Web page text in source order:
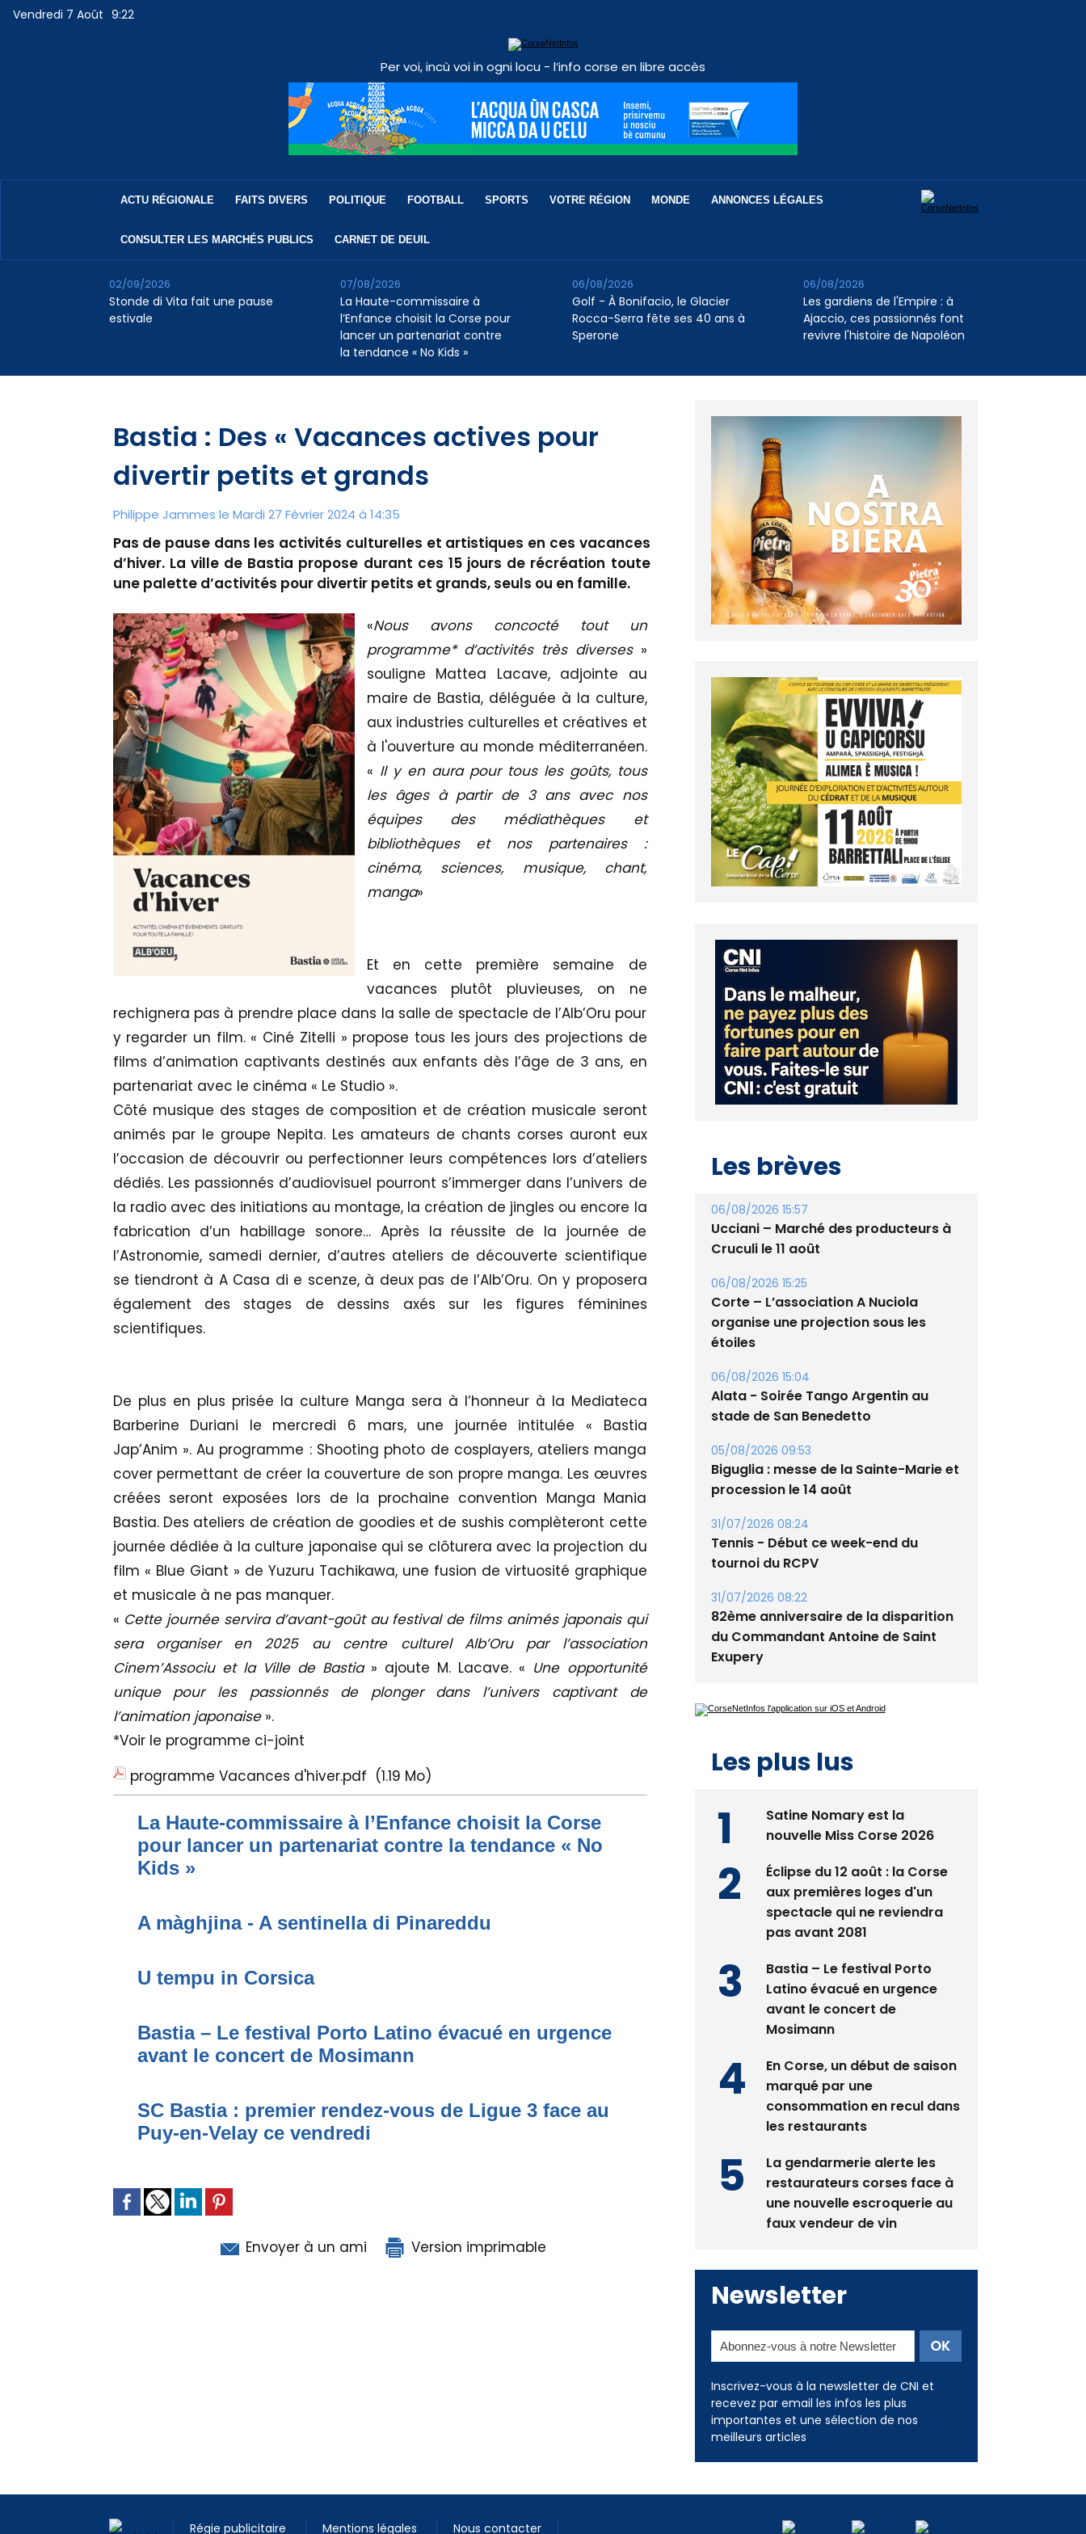
Vendredi 7 Août 9:22
Per voi, incù voi in ogni locu - l’info corse en libre accès
ACTU RÉGIONALE FAITS DIVERS POLITIQUE FOOTBALL SPORTS VOTRE RÉGION MONDE ANNONCES LÉGALES
CONSULTER LES MARCHÉS PUBLICS CARNET DE DEUIL
Stonde di Vita fait une pause
estivale
02/09/2026
La Haute-commissaire à
l’Enfance choisit la Corse pour
lancer un partenariat contre
la tendance « No Kids »
07/08/2026
Golf - À Bonifacio, le Glacier
Rocca-Serra fête ses 40 ans à
Sperone
06/08/2026
Les gardiens de l'Empire : à
Ajaccio, ces passionnés font
revivre l'histoire de Napoléon
06/08/2026
Bastia : Des « Vacances actives pour
divertir petits et grands
Philippe Jammes le Mardi 27 Février 2024 à 14:35
Pas de pause dans les activités culturelles et artistiques en ces vacances
d’hiver. La ville de Bastia propose durant ces 15 jours de récréation toute
une palette d’activités pour divertir petits et grands, seuls ou en famille.
«Nous avons concocté tout un
programme* d’activités très diverses »
souligne Mattea Lacave, adjointe au
maire de Bastia, déléguée à la culture,
aux industries culturelles et créatives et
à l'ouverture au monde méditerranéen.
« Il y en aura pour tous les goûts, tous
les âges à partir de 3 ans avec nos
équipes des médiathèques et
bibliothèques et nos partenaires :
cinéma, sciences, musique, chant,
manga»
Et en cette première semaine de
vacances plutôt pluvieuses, on ne
rechignera pas à prendre place dans la salle de spectacle de l’Alb’Oru pour
y regarder un film. « Ciné Zitelli » propose tous les jours des projections de
films d’animation captivants destinés aux enfants dès l’âge de 3 ans, en
partenariat avec le cinéma « Le Studio ».
Côté musique des stages de composition et de création musicale seront
animés par le groupe Nepita. Les amateurs de chants corses auront eux
l’occasion de découvrir ou perfectionner leurs compétences lors d’ateliers
dédiés. Les passionnés d’audiovisuel pourront s’immerger dans l’univers de
la radio avec des initiations au montage, la création de jingles ou encore la
fabrication d’un habillage sonore… Après la réussite de la journée de
l’Astronomie, samedi dernier, d’autres ateliers de découverte scientifique
se tiendront à A Casa di e scenze, à deux pas de l’Alb’Oru. On y proposera
également des stages de dessins axés sur les figures féminines
scientifiques.
De plus en plus prisée la culture Manga sera à l’honneur à la Mediateca
Barberine Duriani le mercredi 6 mars, une journée intitulée « Bastia
Jap’Anim ». Au programme : Shooting photo de cosplayers, ateliers manga
cover permettant de créer la couverture de son propre manga. Les œuvres
créées seront exposées lors de la prochaine convention Manga Mania
Bastia. Des ateliers de création de goodies et de sushis complèteront cette
journée dédiée à la culture japonaise qui se clôturera avec la projection du
film « Blue Giant » de Yuzuru Tachikawa, une fusion de virtuosité graphique
et musicale à ne pas manquer.
« Cette journée servira d’avant-goût au festival de films animés japonais qui
sera organiser en 2025 au centre culturel Alb’Oru par l’association
Cinem’Associu et la Ville de Bastia» ajoute M. Lacave. « Une opportunité
unique pour les passionnés de plonger dans l’univers captivant de
l’animation japonaise ».
*Voir le programme ci-joint
programme Vacances d'hiver.pdf (1.19 Mo)
La Haute-commissaire à l’Enfance choisit la Corse
pour lancer un partenariat contre la tendance « No
Kids »
A màghjina - A sentinella di Pinareddu
U tempu in Corsica
Bastia – Le festival Porto Latino évacué en urgence
avant le concert de Mosimann
SC Bastia : premier rendez-vous de Ligue 3 face au
Puy-en-Velay ce vendredi
Envoyer à un ami Version imprimable
Les brèves
06/08/2026 15:57
Ucciani – Marché des producteurs à
Cruculi le 11 août
06/08/2026 15:25
Corte – L’association A Nuciola
organise une projection sous les
étoiles
06/08/2026 15:04
Alata - Soirée Tango Argentin au
stade de San Benedetto
05/08/2026 09:53
Biguglia : messe de la Sainte-Marie et
procession le 14 août
31/07/2026 08:24
Tennis - Début ce week-end du
tournoi du RCPV
31/07/2026 08:22
82ème anniversaire de la disparition
du Commandant Antoine de Saint
Exupery
Les plus lus
Satine Nomary est la
nouvelle Miss Corse 2026
Éclipse du 12 août : la Corse
aux premières loges d'un
spectacle qui ne reviendra
pas avant 2081
Bastia – Le festival Porto
Latino évacué en urgence
avant le concert de
Mosimann
En Corse, un début de saison
marqué par une
consommation en recul dans
les restaurants
La gendarmerie alerte les
restaurateurs corses face à
une nouvelle escroquerie au
faux vendeur de vin
Newsletter
Inscrivez-vous à la newsletter de CNI et
recevez par email les infos les plus
importantes et une sélection de nos
meilleurs articles
Régie publicitaire Mentions légales Nous contacter